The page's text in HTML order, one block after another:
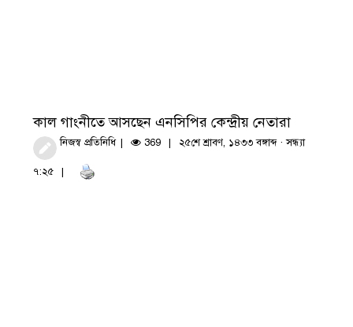
কাল গাংনীতে আসছেন এনসিপির কেন্দ্রীয় নেতারা
নিজস্ব প্রতিনিধি 369 ২৫শে শ্রাবণ, ১৪৩৩ বঙ্গাব্দ · সন্ধ্যা
৭:২৫